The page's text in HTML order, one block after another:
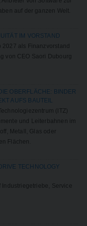
auf der ganzen Welt.
IM VORSTAND
als Finanzvorstand
von CEO Saori Dubourg
OBERFLÄCHE: BINDER
AUFS BAUTEIL
(ITZ)
und Leiterbahnen im
Metall, Glas oder
Flächen.
TECHNOLOGY
Industriegetriebe, Service